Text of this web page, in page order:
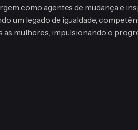
como agentes de mudança e
legado de igualdade,
mulheres, impulsionando o